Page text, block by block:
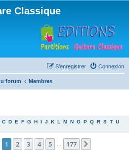
Classique
Connexion
S’enregistrer
forum Membres
C D E F G H I J K L M N O P Q R S T U
1sur177
1 2 3 4 5 177